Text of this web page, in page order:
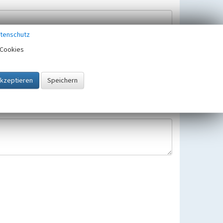
gespeichert und verwendet.
gültigen Europäischen